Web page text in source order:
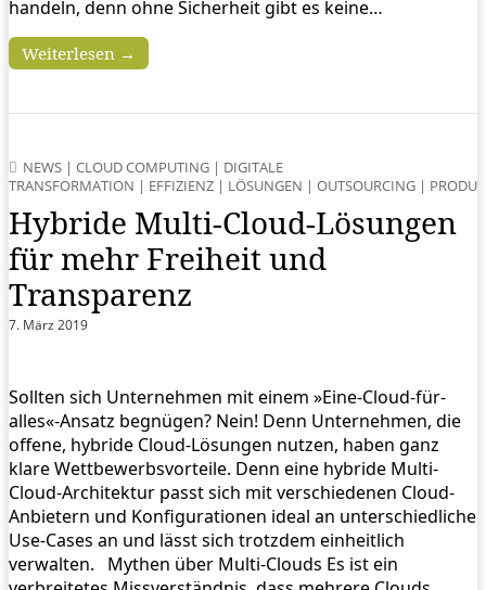
handeln, denn ohne Sicherheit gibt es keine…
Weiterlesen →
NEWS | CLOUD COMPUTING | DIGITALE
TRANSFORMATION | EFFIZIENZ | LÖSUNGEN | OUTSOURCING |
Hybride Multi-Cloud-Lösungen
für mehr Freiheit und
Transparenz
7. März 2019
Sollten sich Unternehmen mit einem »Eine-Cloud-für-
alles«-Ansatz begnügen? Nein! Denn Unternehmen, die
offene, hybride Cloud-Lösungen nutzen, haben ganz
klare Wettbewerbsvorteile. Denn eine hybride Multi-
Cloud-Architektur passt sich mit verschiedenen Cloud-
Anbietern und Konfigurationen ideal an unterschiedliche
Use-Cases an und lässt sich trotzdem einheitlich
verwalten. Mythen über Multi-Clouds Es ist ein